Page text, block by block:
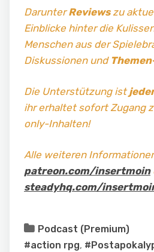
DarunterReviewszu
Einblicke hinter die
Menschen aus der
Diskussionen und
Die Unterstützung ist
ihr erhaltet sofort Zugang
only-Inhalten!
Alle weiteren
patreon.com/insertmoin
steadyhq.com/
Podcast (Premium)
#action rpg,